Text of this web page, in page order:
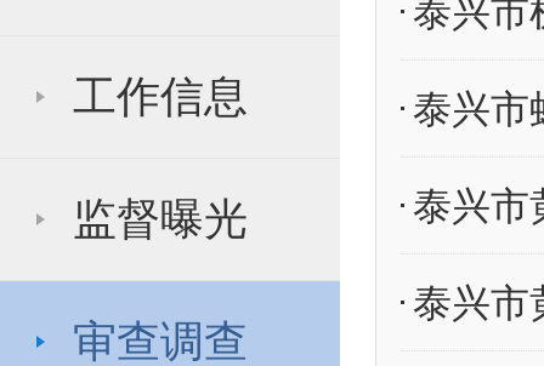
工作信息
监督曝光
审查调查